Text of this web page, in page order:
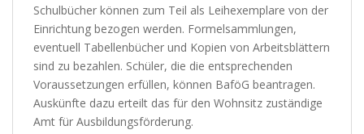
Schulbücher können zum Teil als Leihexemplare von der
Einrichtung bezogen werden. Formelsammlungen,
eventuell Tabellenbücher und Kopien von Arbeitsblättern
sind zu bezahlen. Schüler, die die entsprechenden
Voraussetzungen erfüllen, können BaföG beantragen.
Auskünfte dazu erteilt das für den Wohnsitz zuständige
Amt für Ausbildungsförderung.